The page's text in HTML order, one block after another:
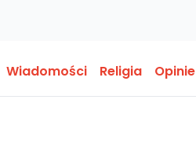
Wiadomości Religia Opinie